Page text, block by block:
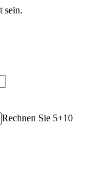
sein.
Rechnen Sie 5+10